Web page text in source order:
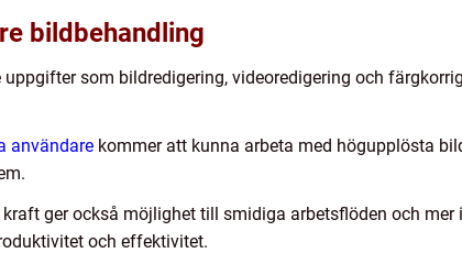
bildbehandling
som bildredigering, videoredigering och
användare kommer att kunna arbeta med högupplösta
ger också möjlighet till smidiga arbetsflöden och
och effektivitet.